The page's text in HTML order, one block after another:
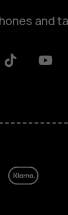
and
Tiktok